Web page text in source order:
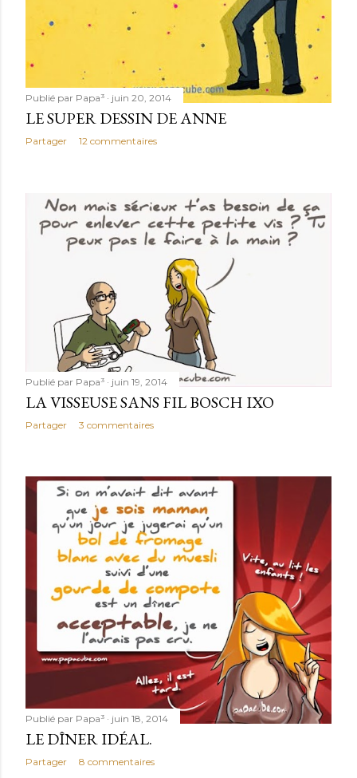
Publié par Papa³ juin 20, 2014
LE SUPER DESSIN DE ANNE
Partager 12 commentaires
Publié par Papa³ juin 19, 2014
LA VISSEUSE SANS FIL BOSCH IXO
Partager 3 commentaires
Publié par Papa³ juin 18, 2014
LE DÎNER IDÉAL.
Partager 8 commentaires